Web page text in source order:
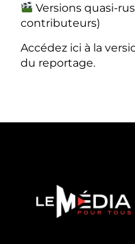
Versions quasi-
contributeurs)
Accédez ici à la
du reportage.